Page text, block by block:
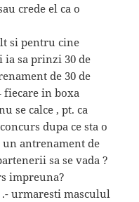
crede el ca o
si pentru cine
ia sa prinzi 30 de
de 30 de
fiecare in boxa
se calce , pt. ca
dupa ce sta o
antrenament de
sa se vada ?
impreuna?
urmaresti masculul